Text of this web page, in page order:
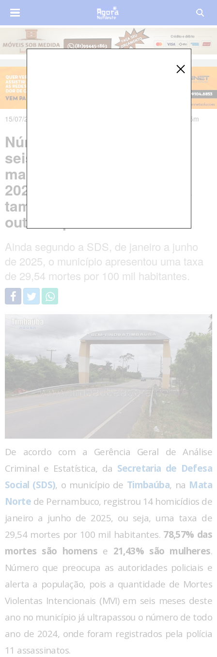
15/07/2025 às 07h40m - Atualizado em 15/07/2025 às 07h45m
Número de homicídios em
seis meses de 2025 já é
maior do que todo ano de
2024 em Timbaúba; confira
também a quantidade de
outros tipos de crime
Ainda segundo a SDS, de janeiro a junho
de 2025, o município apresentou uma taxa
de 29,54 mortes por 100 mil habitantes.
De acordo com a Gerência Geral de Análise
Criminal e Estatística, da Secretaria de Defesa
Social (SDS), o município de Timbaúba, na Mata
Norte de Pernambuco, registrou 14 homicídios de
janeiro a junho de 2025, ou seja, uma taxa de
29,54 mortes por 100 mil habitantes. 78,57% das
mortes são homens e 21,43% são mulheres.
Número que preocupa as autoridades policiais e
alerta a população, pois a quantidade de Mortes
Violentas Intencionais (MVI) em seis meses deste
ano no município já ultrapassou o número de todo
ano de 2024, onde foram registrados pela polícia
11 assassinatos.